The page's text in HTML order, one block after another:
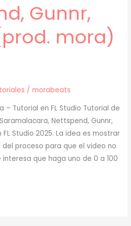
Gunnr,
mora)
/morabeats
– Tutorial en FL Studio Tutorial de
Nettspend, Gunnr,
Studio 2025. La idea es mostrar
proceso para que el video no
que haga uno de 0 a 100